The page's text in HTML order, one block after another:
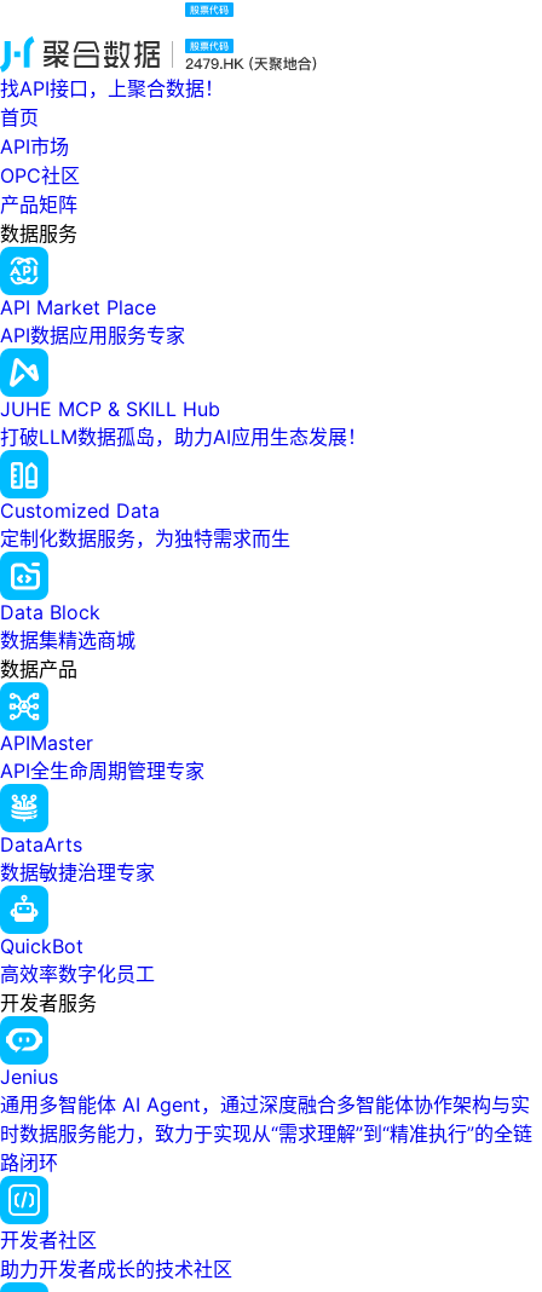
找API接口，上聚合数据！
首页
API市场
OPC社区
产品矩阵
数据服务
API Market Place
API数据应用服务专家
JUHE MCP & SKILL Hub
打破LLM数据孤岛，助力AI应用生态发展！
Customized Data
定制化数据服务，为独特需求而生
Data Block
数据集精选商城
数据产品
APIMaster
API全生命周期管理专家
DataArts
数据敏捷治理专家
QuickBot
高效率数字化员工
开发者服务
Jenius
通用多智能体 AI Agent，通过深度融合多智能体协作架构与实
时数据服务能力，致力于实现从“需求理解”到“精准执行”的全链
路闭环
开发者社区
助力开发者成长的技术社区